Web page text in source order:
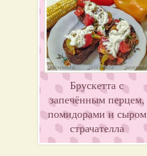
Брускетта с
запечённым перцем,
помидорами и сыром
страчателла